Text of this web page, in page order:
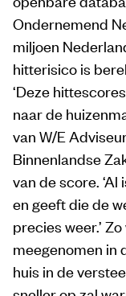
Ondernemend
miljoen
hitterisico is
‘Deze
naar de
van W/E
Binnenlandse
van de score.
en geeft die de
precies weer.’
meegenomen in
huis in de